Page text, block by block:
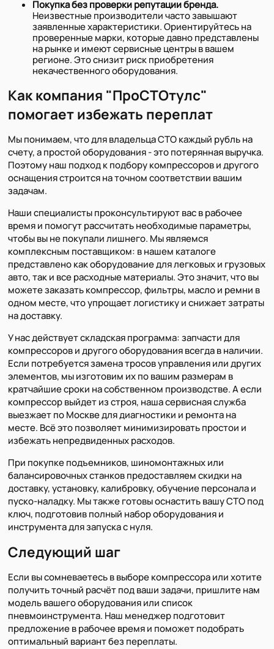
Покупка без проверки репутации бренда.
Неизвестные производители часто завышают
заявленные характеристики. Ориентируйтесь на
проверенные марки, которые давно представлены
на рынке и имеют сервисные центры в вашем
регионе. Это снизит риск приобретения
некачественного оборудования.
Как компания "ПроСТОтулс"
помогает избежать переплат
Мы понимаем, что для владельца СТО каждый рубль на
счету, а простой оборудования - это потерянная выручка.
Поэтому наш подход к подбору компрессоров и другого
оснащения строится на точном соответствии вашим
задачам.
Наши специалисты проконсультируют вас в рабочее
время и помогут рассчитать необходимые параметры,
чтобы вы не покупали лишнего. Мы являемся
комплексным поставщиком: в нашем каталоге
представлено как оборудование для легковых и грузовых
авто, так и все расходные материалы. Это значит, что вы
можете заказать компрессор, фильтры, масло и ремни в
одном месте, что упрощает логистику и снижает затраты
на доставку.
У нас действует складская программа: запчасти для
компрессоров и другого оборудования всегда в наличии.
Если потребуется замена тросов управления или других
элементов, мы изготовим их по вашим размерам в
кратчайшие сроки на собственном производстве. А если
компрессор выйдет из строя, наша сервисная служба
выезжает по Москве для диагностики и ремонта на
месте. Всё это позволяет минимизировать простои и
избежать непредвиденных расходов.
При покупке подъемников, шиномонтажных или
балансировочных станков предоставляем скидки на
доставку, установку, калибровку, обучение персонала и
пуско-наладку. Мы также готовы оснастить вашу СТО под
ключ, подготовив полный набор оборудования и
инструмента для запуска с нуля.
Следующий шаг
Если вы сомневаетесь в выборе компрессора или хотите
получить точный расчёт под ваши задачи, пришлите нам
модель вашего оборудования или список
пневмоинструмента. Наш менеджер подготовит
предложение в рабочее время и поможет подобрать
оптимальный вариант без переплаты.